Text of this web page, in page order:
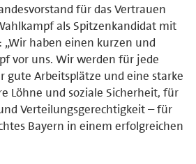
für das Vertrauen
als Spitzenkandidat mit
haben einen kurzen und
vor uns. Wir werden für jede
gute Arbeitsplätze und eine starke
Löhne und soziale Sicherheit, für
Verteilungsgerechtigkeit – für
Bayern in einem erfolgreichen